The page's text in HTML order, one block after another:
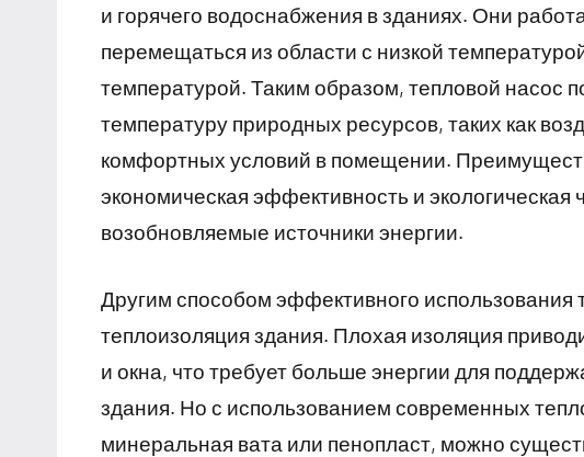
и горячего водоснабжения в зданиях. Они
перемещаться из области с низкой
температурой. Таким образом, тепловой насос
температуру природных ресурсов, таких как
комфортных условий в помещении.
экономическая эффективность и экологическая
возобновляемые источники энергии.
Другим способом эффективного использования
теплоизоляция здания. Плохая изоляция
и окна, что требует больше энергии для
здания. Но с использованием современных
минеральная вата или пенопласт, можно